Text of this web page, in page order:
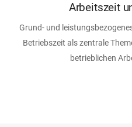
Arbeitszeit
Grund- und
Betriebszeit als zentrale
betrieblichen